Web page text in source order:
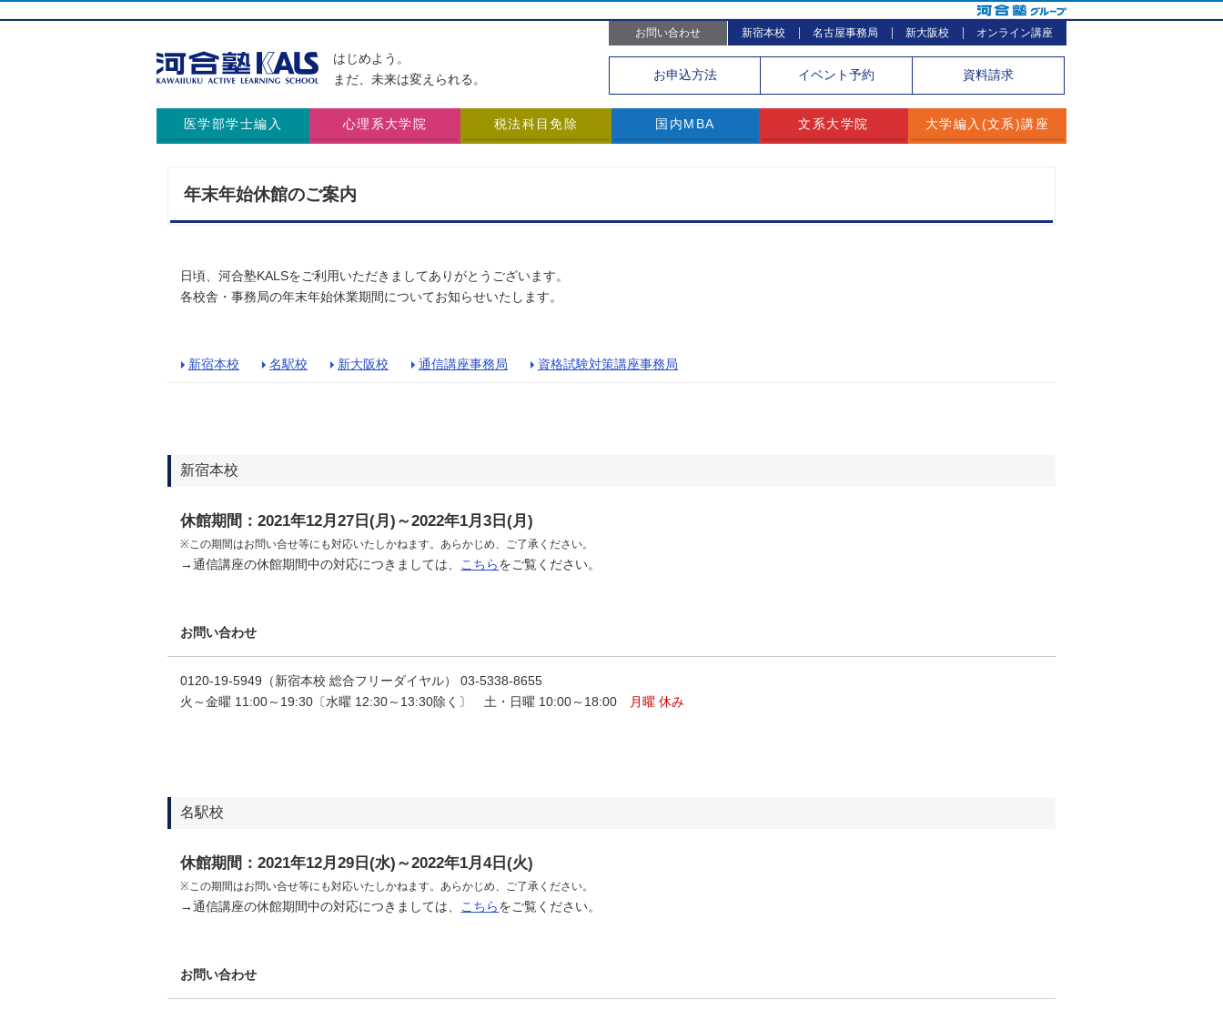
はじめよう。
まだ、未来は変えられる。
新宿本校 名古屋事務局 新大阪校 オンライン講座
お問い合わせ
お申込方法 イベント予約 資料請求
医学部学士編入 心理系大学院 税法科目免除 国内MBA 文系大学院 大学編入(文系)講座
年末年始休館のご案内
日頃、河合塾KALSをご利用いただきましてありがとうございます。
各校舎・事務局の年末年始休業期間についてお知らせいたします。
新宿本校 名駅校 新大阪校 通信講座事務局 資格試験対策講座事務局
新宿本校
休館期間：2021年12月27日(月)～2022年1月3日(月)
※この期間はお問い合せ等にも対応いたしかねます。あらかじめ、ご了承ください。
→通信講座の休館期間中の対応につきましては、 こちらをご覧ください。
お問い合わせ
0120-19-5949（新宿本校 総合フリーダイヤル） 03-5338-8655
火～金曜 11:00～19:30〔水曜 12:30～13:30除く〕 土・日曜 10:00～18:00
月曜 休み
名駅校
休館期間：2021年12月29日(水)～2022年1月4日(火)
※この期間はお問い合せ等にも対応いたしかねます。あらかじめ、ご了承ください。
→通信講座の休館期間中の対応につきましては、 こちらをご覧ください。
お問い合わせ